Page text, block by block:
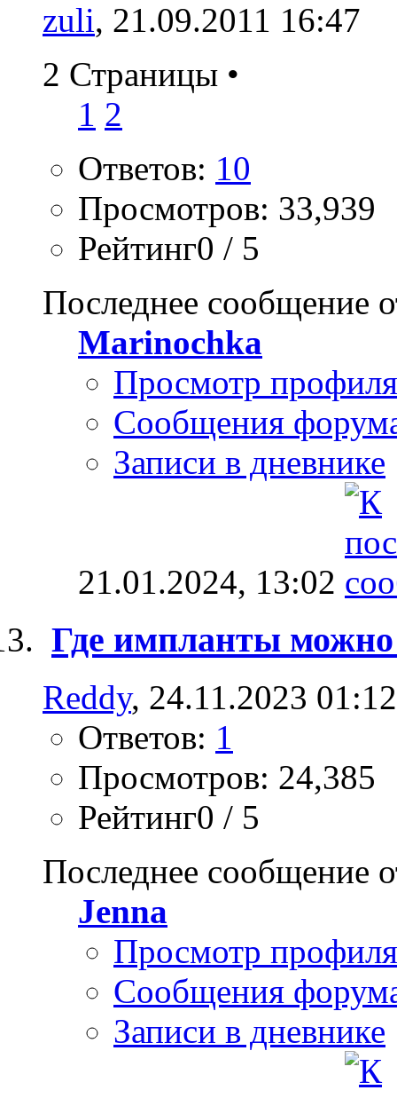
zuli, 21.09.2011 16:47
2 Страницы •
1 2
Ответов: 10
Просмотров: 33,939
Рейтинг0 / 5
Последнее сообщение
Marinochka
Просмотр профиля
Сообщения
Записи в дневнике
21.01.2024, 13:02
Где импланты можно
Reddy, 24.11.2023 01:12
Ответов: 1
Просмотров: 24,385
Рейтинг0 / 5
Последнее сообщение
Jenna
Просмотр профиля
Сообщения
Записи в дневнике